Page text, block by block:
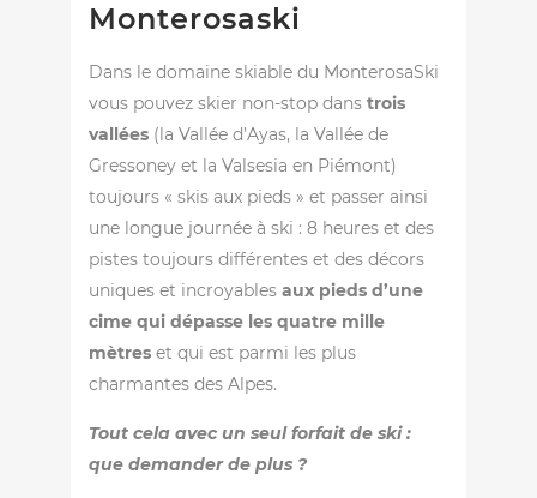
Monterosaski
Dans le domaine skiable du MonterosaSki
vous pouvez skier non-stop dans trois
vallées (la Vallée d’Ayas, la Vallée de
Gressoney et la Valsesia en Piémont)
toujours « skis aux pieds » et passer ainsi
une longue journée à ski : 8 heures et des
pistes toujours différentes et des décors
uniques et incroyables aux pieds d’une
cime qui dépasse les quatre mille
mètres et qui est parmi les plus
charmantes des Alpes.
Tout cela avec un seul forfait de ski :
que demander de plus ?